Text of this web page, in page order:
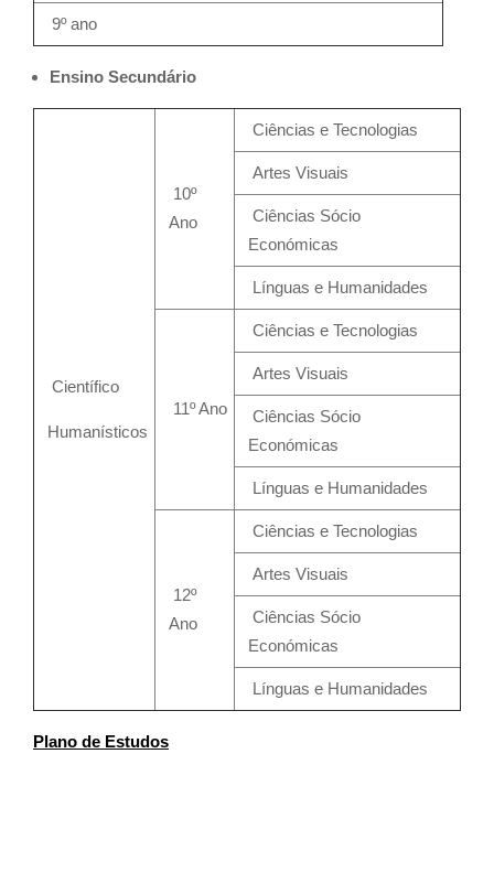
9º ano
Ensino Secundário
Científico
Humanísticos
10º
Ano
Ciências e Tecnologias
Artes Visuais
Ciências Sócio
Económicas
Línguas e Humanidades
11º Ano
Ciências e Tecnologias
Artes Visuais
Ciências Sócio
Económicas
Línguas e Humanidades
12º
Ano
Ciências e Tecnologias
Artes Visuais
Ciências Sócio
Económicas
Línguas e Humanidades
Plano de Estudos